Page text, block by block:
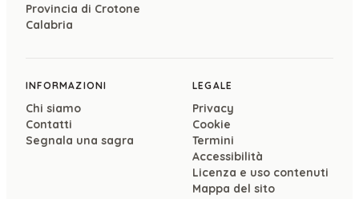
Provincia di Crotone
Calabria
INFORMAZIONI
Chi siamo
Contatti
Segnala una sagra
LEGALE
Privacy
Cookie
Termini
Accessibilità
Licenza e uso contenuti
Mappa del sito